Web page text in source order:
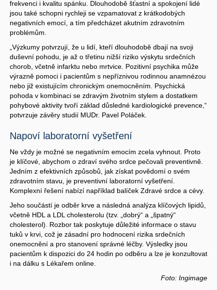
frekvenci i kvalitu spánku. Dlouhodobě šťastní a spokojení lidé
jsou také schopni rychleji se vzpamatovat z krátkodobých
negativních emocí, a tím předcházet akutním zdravotním
problémům.
„Výzkumy potvrzují, že u lidí, kteří dlouhodobě dbají na svoji
duševní pohodu, je až o třetinu nižší riziko výskytu srdečních
chorob, včetně infarktu nebo mrtvice. Pozitivní psychika může
výrazně pomoci i pacientům s nepříznivou rodinnou anamnézou
nebo již existujícím chronickým onemocněním. Psychická
pohoda v kombinaci se zdravým životním stylem a dostatkem
pohybové aktivity tvoří základ důsledné kardiologické prevence,“
potvrzuje závěry studií MUDr. Pavel Poláček.
Napoví laboratorní vyšetření
Ne vždy je možné se negativním emocím zcela vyhnout. Proto
je klíčové, abychom o zdraví svého srdce pečovali preventivně.
Jedním z efektivních způsobů, jak získat povědomí o svém
zdravotním stavu, je preventivní laboratorní vyšetření.
Komplexní řešení nabízí například balíček Zdravé srdce a cévy.
Jeho součástí je odběr krve a následná analýza klíčových lipidů,
včetně HDL a LDL cholesterolu (tzv. „dobrý“ a „špatný“
cholesterol). Rozbor tak poskytuje důležité informace o stavu
tuků v krvi, což je zásadní pro hodnocení rizika srdečních
onemocnění a pro stanovení správné léčby. Výsledky jsou
pacientům k dispozici do 24 hodin po odběru a lze je konzultovat
i na dálku s Lékařem online.
Foto: Ingimage